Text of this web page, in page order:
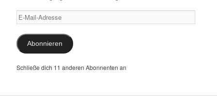
E-
Mail-
Adresse
Abonnieren
Schließe dich 11 anderen Abonnenten an